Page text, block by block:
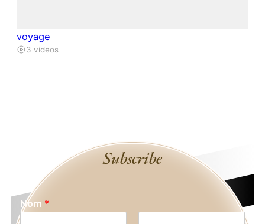
voyage
3 videos
Subscribe
Nom *